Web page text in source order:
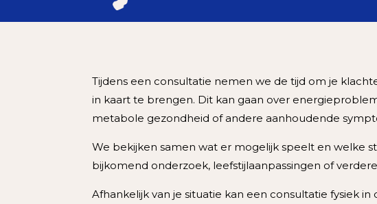
Tijdens een consultatie nemen we de tijd om je
in kaart te brengen. Dit kan gaan over
metabole gezondheid of andere aanhoudende
We bekijken samen wat er mogelijk speelt en welke
bijkomend onderzoek, leefstijlaanpassingen of
Afhankelijk van je situatie kan een consultatie fysiek in